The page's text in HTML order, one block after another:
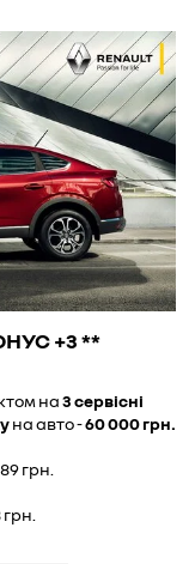
+3 **
на3 сервісні
на авто -60 000 грн.
грн.
грн.